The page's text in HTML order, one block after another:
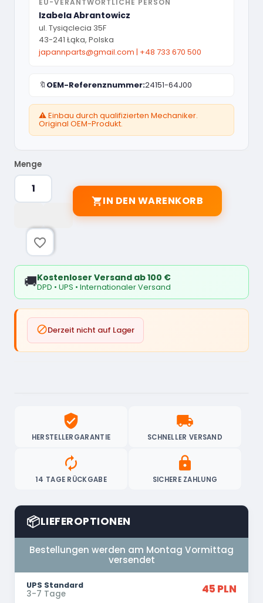
EU-VERANTWORTLICHE PERSON
Izabela Abrantowicz
ul. Tysiąclecia 35F
43-241 Łąka, Polska
japannparts@gmail.com | +48 733 670 500
🔖 OEM-Referenznummer:24151-64J00
⚠️ Einbau durch qualifizierten Mechaniker.
Original OEM-Produkt.
Menge
IN DEN WARENKORB
favorite_border
🚚Kostenloser Versand ab 100 €
DPD • UPS • Internationaler Versand
Derzeit nicht auf Lager
verified_user
HERSTELLERGARANTIE
local_shipping
SCHNELLER VERSAND
autorenew
14 TAGE RÜCKGABE
lock
SICHERE ZAHLUNG
📦LIEFEROPTIONEN
Bestellungen werden am Montag Vormittag
versendet
UPS Standard
3-7 Tage 45 PLN